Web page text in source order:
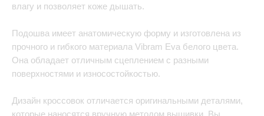
влагу и позволяет коже дышать.
Подошва имеет анатомическую форму и изготовлена из
прочного и гибкого материала Vibram Eva белого цвета.
Она обладает отличным сцеплением с разными
поверхностями и износостойкостью.
Дизайн кроссовок отличается оригинальными деталями,
которые наносятся вручную методом вышивки. Вы